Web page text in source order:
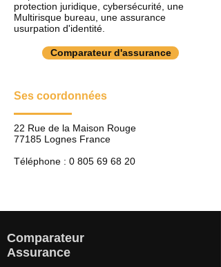
protection juridique, cybersécurité, une
Multirisque bureau, une assurance
usurpation d'identité.
Comparateur d'assurance
Ses coordonnées
22 Rue de la Maison Rouge
77185 Lognes France
Téléphone : 0 805 69 68 20
Comparateur
Assurance